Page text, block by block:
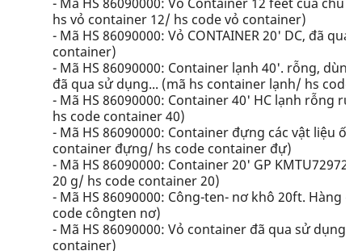
hs vỏ container 12/ hs code vỏ container)
- Mã HS 86090000: Vỏ CONTAINER 20' DC, đã
container)
- Mã HS 86090000: Container lạnh 40'. rỗng,
đã qua sử dụng... (mã hs container lạnh/ hs code
- Mã HS 86090000: Container 40' HC lạnh rỗng
hs code container 40)
- Mã HS 86090000: Container đựng các vật liệu
container đựng/ hs code container đự)
- Mã HS 86090000: Container 20' GP
20 g/ hs code container 20)
- Mã HS 86090000: Công-ten- nơ khô 20ft. Hàng
code côngten nơ)
- Mã HS 86090000: Vỏ container đã qua sử
container)